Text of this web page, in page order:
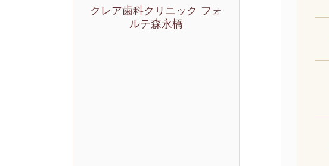
クレア歯科クリニック フォ
ルテ森永橋